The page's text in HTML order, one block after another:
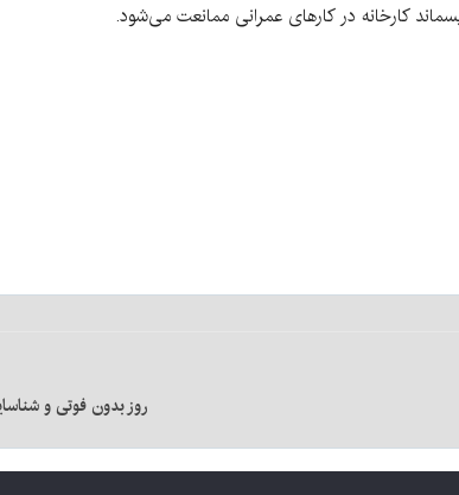
کارخانه در کارهای عمرانی ممانعت می‌شود.
روز بدون فوتی و شناسایی ۱۱۳ بیمار جدید